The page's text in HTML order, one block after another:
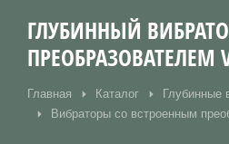
ГЛУБИННЫЙ
ПРЕОБРАЗОВАТЕЛЕМ
Вы здесь:
Главная Каталог
Глубинные
Вибраторы со встроенным